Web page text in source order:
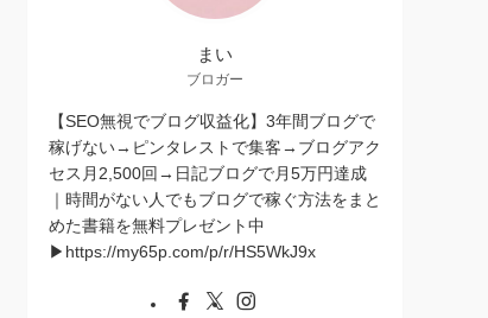
まい
ブロガー
【SEO無視でブログ収益化】3年間ブログで
稼げない→ピンタレストで集客→ブログアク
セス月2,500回→日記ブログで月5万円達成
｜時間がない人でもブログで稼ぐ方法をまと
めた書籍を無料プレゼント中
▶︎https://my65p.com/p/r/HS5WkJ9x